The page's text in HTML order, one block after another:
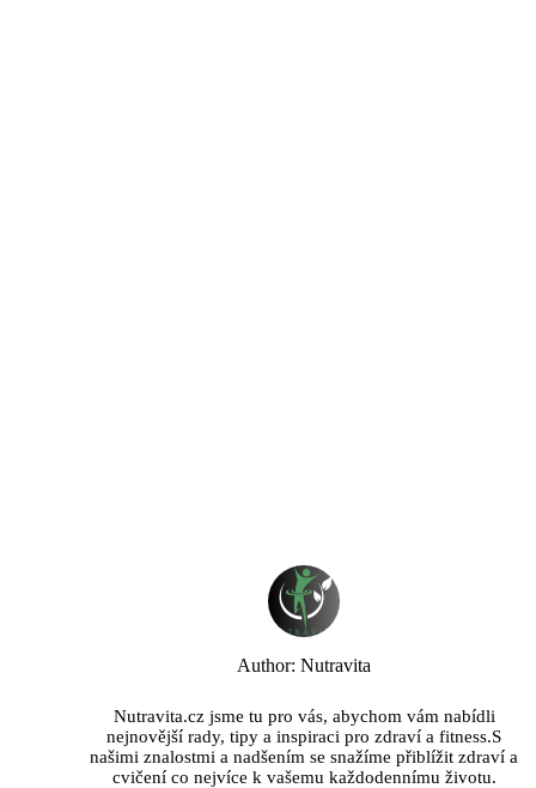
Author: Nutravita
Nutravita.cz jsme tu pro vás, abychom vám nabídli
nejnovější rady, tipy a inspiraci pro zdraví a fitness.S
našimi znalostmi a nadšením se snažíme přiblížit zdraví a
cvičení co nejvíce k vašemu každodennímu životu.